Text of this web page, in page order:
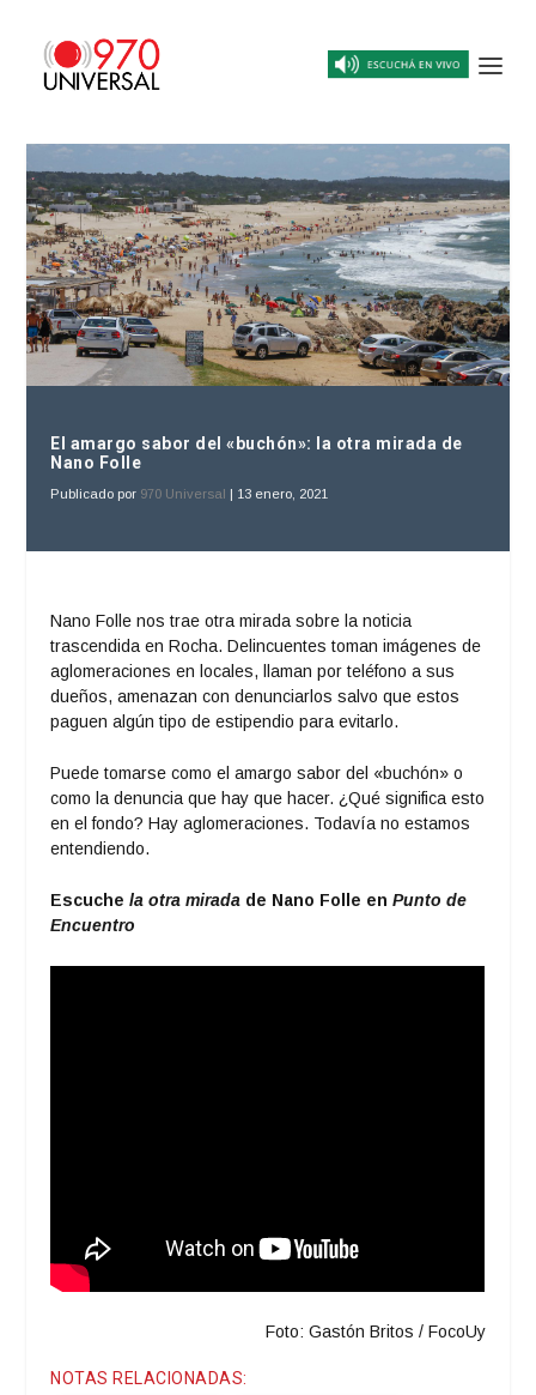
El amargo sabor del «buchón»: la otra mirada de
Nano Folle
Publicado por 970 Universal | 13 enero, 2021
Nano Folle nos trae otra mirada sobre la noticia
trascendida en Rocha. Delincuentes toman imágenes de
aglomeraciones en locales, llaman por teléfono a sus
dueños, amenazan con denunciarlos salvo que estos
paguen algún tipo de estipendio para evitarlo.
Puede tomarse como el amargo sabor del «buchón» o
como la denuncia que hay que hacer. ¿Qué significa esto
en el fondo? Hay aglomeraciones. Todavía no estamos
entendiendo.
Escuchela otra mirada de Nano Folle enPunto de
Encuentro
Foto: Gastón Britos / FocoUy
NOTAS RELACIONADAS: